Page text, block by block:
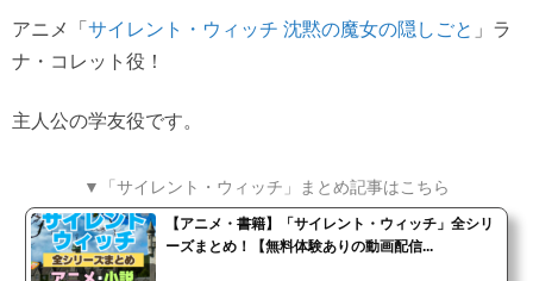
アニメ「サイレント・ウィッチ 沈黙の魔女の隠しごと 」ラ
ナ・コレット役！
主人公の学友役です。
▼「サイレント・ウィッチ」まとめ記事はこちら
【アニメ・書籍】「サイレント・ウィッチ」全シリ
ーズまとめ！【無料体験ありの動画配信...